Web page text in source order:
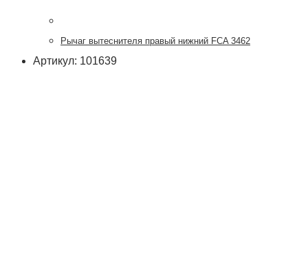
Рычаг вытеснителя правый нижний FCA 3462
Артикул: 101639